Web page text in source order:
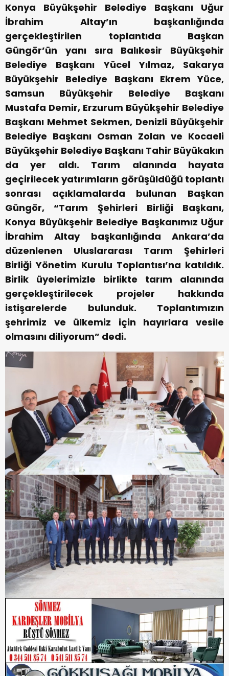
Konya Büyükşehir Belediye Başkanı Uğur
İbrahim Altay’ın başkanlığında
gerçekleştirilen toplantıda Başkan
Güngör’ün yanı sıra Balıkesir Büyükşehir
Belediye Başkanı Yücel Yılmaz, Sakarya
Büyükşehir Belediye Başkanı Ekrem Yüce,
Samsun Büyükşehir Belediye Başkanı
Mustafa Demir, Erzurum Büyükşehir Belediye
Başkanı Mehmet Sekmen, Denizli Büyükşehir
Belediye Başkanı Osman Zolan ve Kocaeli
Büyükşehir Belediye Başkanı Tahir Büyükakın
da yer aldı. Tarım alanında hayata
geçirilecek yatırımların görüşüldüğü toplantı
sonrası açıklamalarda bulunan Başkan
Güngör, “Tarım Şehirleri Birliği Başkanı,
Konya Büyükşehir Belediye Başkanımız Uğur
İbrahim Altay başkanlığında Ankara’da
düzenlenen Uluslararası Tarım Şehirleri
Birliği Yönetim Kurulu Toplantısı’na katıldık.
Birlik üyelerimizle birlikte tarım alanında
gerçekleştirilecek projeler hakkında
istişarelerde bulunduk. Toplantımızın
şehrimiz ve ülkemiz için hayırlara vesile
olmasını diliyorum” dedi.